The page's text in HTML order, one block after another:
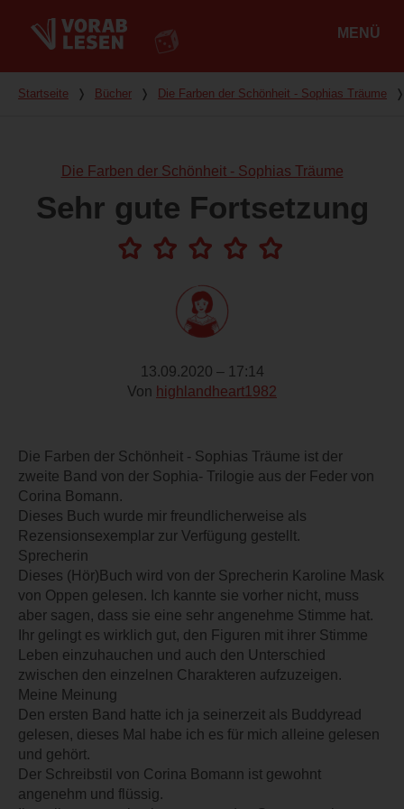
MENÜ
Du bist hier
Startseite ❭ Bücher ❭ Die Farben der Schönheit - Sophias Träume ❭
Die Farben der Schönheit - Sophias Träume
Sehr gute Fortsetzung
13.09.2020 – 17:14
Von highlandheart1982
Die Farben der Schönheit - Sophias Träume ist der
zweite Band von der Sophia- Trilogie aus der Feder von
Corina Bomann.
Dieses Buch wurde mir freundlicherweise als
Rezensionsexemplar zur Verfügung gestellt.
Sprecherin
Dieses (Hör)Buch wird von der Sprecherin Karoline Mask
von Oppen gelesen. Ich kannte sie vorher nicht, muss
aber sagen, dass sie eine sehr angenehme Stimme hat.
Ihr gelingt es wirklich gut, den Figuren mit ihrer Stimme
Leben einzuhauchen und auch den Unterschied
zwischen den einzelnen Charakteren aufzuzeigen.
Meine Meinung
Den ersten Band hatte ich ja seinerzeit als Buddyread
gelesen, dieses Mal habe ich es für mich alleine gelesen
und gehört.
Der Schreibstil von Corina Bomann ist gewohnt
angenehm und flüssig.